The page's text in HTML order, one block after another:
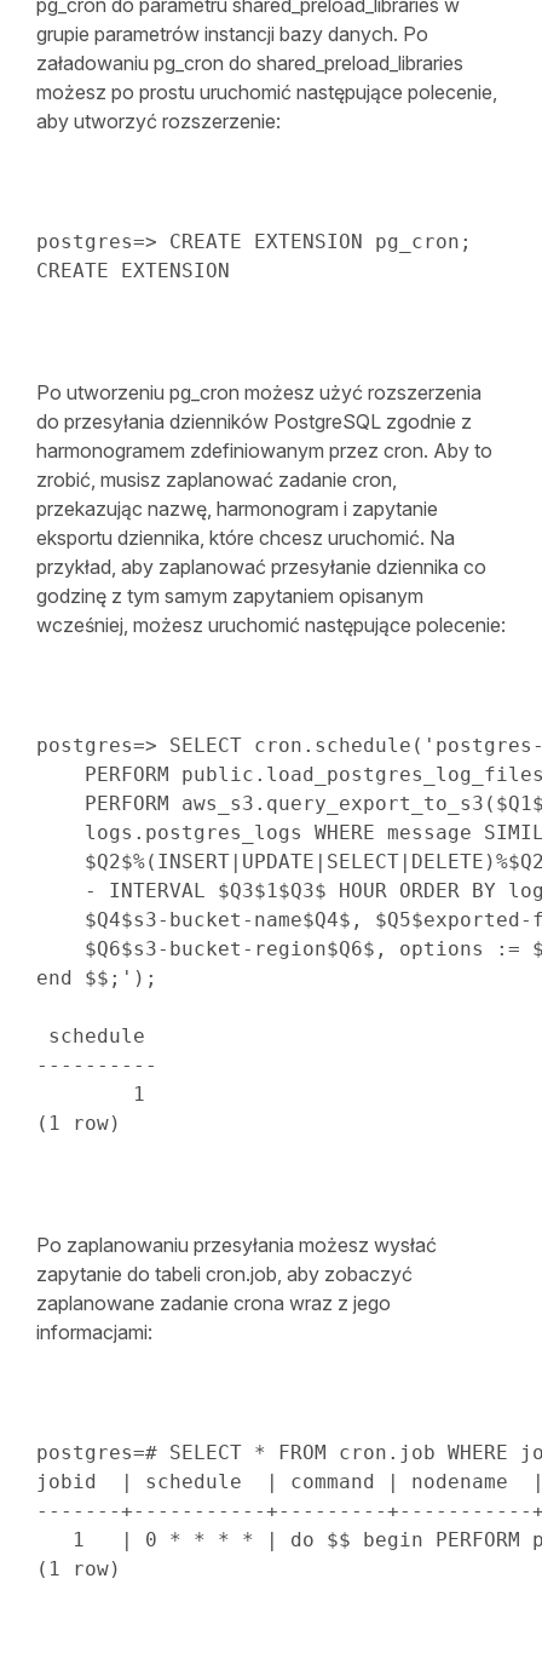
grupie parametrów instancji bazy danych. Po
załadowaniu pg_cron do shared_preload_libraries
możesz po prostu uruchomić następujące polecenie,
aby utworzyć rozszerzenie:
postgres=> CREATE EXTENSION pg_cron ;
CREATE EXTENSION
Po utworzeniu pg_cron możesz użyć rozszerzenia
do przesyłania dzienników PostgreSQL zgodnie z
harmonogramem zdefiniowanym przez cron. Aby to
zrobić, musisz zaplanować zadanie cron,
przekazując nazwę, harmonogram i zapytanie
eksportu dziennika, które chcesz uruchomić. Na
przykład, aby zaplanować przesyłanie dziennika co
godzinę z tym samym zapytaniem opisanym
wcześniej, możesz uruchomić następujące polecenie:
postgres=> SELECT cron . schedule (
PERFORM
PERFORM
logs.postgres_logs WHERE message
- INTERVAL $Q3$1$Q3$ HOUR ORDER BY
$Q4$s3-bucket-name$Q4$,
$Q6$s3-bucket-region$Q6$, options :=
end $$;' ) ;
----------
1
( 1 row)
Po zaplanowaniu przesyłania możesz wysłać
zapytanie do tabeli cron.job, aby zobaczyć
zaplanowane zadanie crona wraz z jego
informacjami:
postgres=# SELECT * FROM cron.job
jobid
| schedule | command | nodename
-------+-----------+---------
1
| 0 * * * * | do $$ begin PERFORM
( 1 row)